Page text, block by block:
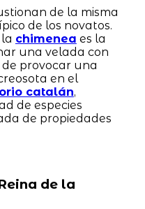
de la misma
de los novatos.
chimenea es la
una velada con
de provocar una
en el
catalán,
de especies
de propiedades
de la